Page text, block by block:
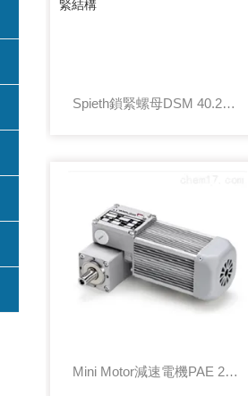
Spieth鎖緊螺母DSM 40.2徑向鎖緊結構
Mini Motor減速電機PAE 260M2T防護結構高